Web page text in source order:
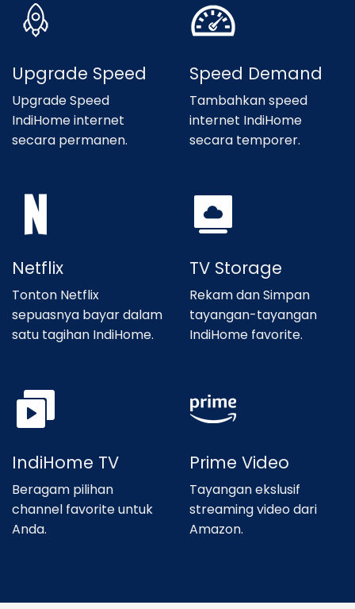
Upgrade Speed
Upgrade Speed
IndiHome internet
secara permanen.
Speed Demand
Tambahkan speed
internet IndiHome
secara temporer.
Netflix
Tonton Netflix
sepuasnya bayar dalam
satu tagihan IndiHome.
TV Storage
Rekam dan Simpan
tayangan-tayangan
IndiHome favorite.
IndiHome TV
Beragam pilihan
channel favorite untuk
Anda.
Prime Video
Tayangan ekslusif
streaming video dari
Amazon.